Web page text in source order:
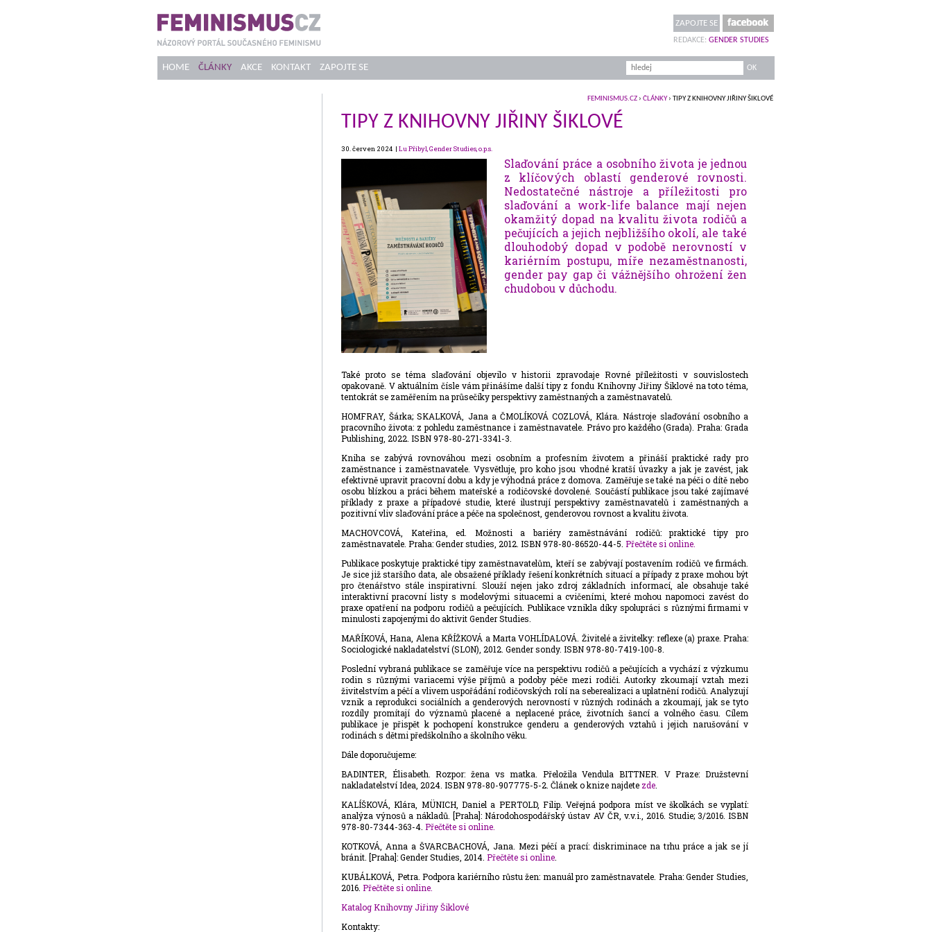
ZAPOJTE SE
REDAKCE: GENDER STUDIES
HOME ČLÁNKY AKCE KONTAKT ZAPOJTE SE
FEMINISMUS.CZ › ČLÁNKY› TIPY Z KNIHOVNY JIŘINY ŠIKLOVÉ
TIPY Z KNIHOVNY JIŘINY ŠIKLOVÉ
30. červen 2024 | Lu Přibyl, Gender Studies, o.p.s.
Slaďování práce a osobního života je jednou
z klíčových oblastí genderové rovnosti.
Nedostatečné nástroje a příležitosti pro
slaďování a work-life balance mají nejen
okamžitý dopad na kvalitu života rodičů a
pečujících a jejich nejbližšího okolí, ale také
dlouhodobý dopad v podobě nerovností v
kariérním postupu, míře nezaměstnanosti,
gender pay gap či vážnějšího ohrožení žen
chudobou v důchodu.
Také proto se téma slaďování objevilo v historii zpravodaje Rovné příležitosti v souvislostech
opakovaně. V aktuálním čísle vám přinášíme další tipy z fondu Knihovny Jiřiny Šiklové na toto téma,
tentokrát se zaměřením na průsečíky perspektivy zaměstnaných a zaměstnavatelů.
HOMFRAY, Šárka; SKALKOVÁ, Jana a ČMOLÍKOVÁ COZLOVÁ, Klára. Nástroje slaďování osobního a
pracovního života: z pohledu zaměstnance i zaměstnavatele. Právo pro každého (Grada). Praha: Grada
Publishing, 2022. ISBN 978-80-271-3341-3.
Kniha se zabývá rovnováhou mezi osobním a profesním životem a přináší praktické rady pro
zaměstnance i zaměstnavatele. Vysvětluje, pro koho jsou vhodné kratší úvazky a jak je zavést, jak
efektivně upravit pracovní dobu a kdy je výhodná práce z domova. Zaměřuje se také na péči o dítě nebo
osobu blízkou a práci během mateřské a rodičovské dovolené. Součástí publikace jsou také zajímavé
příklady z praxe a případové studie, které ilustrují perspektivy zaměstnavatelů i zaměstnaných a
pozitivní vliv slaďování práce a péče na společnost, genderovou rovnost a kvalitu života.
MACHOVCOVÁ, Kateřina, ed. Možnosti a bariéry zaměstnávání rodičů: praktické tipy pro
zaměstnavatele. Praha: Gender studies, 2012. ISBN 978-80-86520-44-5. Přečtěte si online.
Publikace poskytuje praktické tipy zaměstnavatelům, kteří se zabývají postavením rodičů ve firmách.
Je sice již staršího data, ale obsažené příklady řešení konkrétních situací a případy z praxe mohou být
pro čtenářstvo stále inspirativní. Slouží nejen jako zdroj základních informací, ale obsahuje také
interaktivní pracovní listy s modelovými situacemi a cvičeními, které mohou napomoci zavést do
praxe opatření na podporu rodičů a pečujících. Publikace vznikla díky spolupráci s různými firmami v
minulosti zapojenými do aktivit Gender Studies.
MAŘÍKOVÁ, Hana, Alena KŘÍŽKOVÁ a Marta VOHLÍDALOVÁ. Živitelé a živitelky: reflexe (a) praxe. Praha:
Sociologické nakladatelství (SLON), 2012. Gender sondy. ISBN 978-80-7419-100-8.
Poslední vybraná publikace se zaměřuje více na perspektivu rodičů a pečujících a vychází z výzkumu
rodin s různými variacemi výše příjmů a podoby péče mezi rodiči. Autorky zkoumají vztah mezi
živitelstvím a péčí a vlivem uspořádání rodičovských rolí na seberealizaci a uplatnění rodičů. Analyzují
vznik a reprodukci sociálních a genderových nerovností v různých rodinách a zkoumají, jak se tyto
rozdíly promítají do významů placené a neplacené práce, životních šancí a volného času. Cílem
publikace je přispět k pochopení konstrukce genderu a genderových vztahů i jejich narušování v
rodinách s dětmi předškolního a školního věku.
Dále doporučujeme:
BADINTER, Élisabeth. Rozpor: žena vs matka. Přeložila Vendula BITTNER. V Praze: Družstevní
nakladatelství Idea, 2024. ISBN 978-80-907775-5-2. Článek o knize najdete zde
KALÍŠKOVÁ, Klára, MÜNICH, Daniel a PERTOLD, Filip. Veřejná podpora míst ve školkách se vyplatí:
analýza výnosů a nákladů. [Praha]: Národohospodářský ústav AV ČR, v.v.i., 2016. Studie; 3/2016. ISBN
978-80-7344-363-4. Přečtěte si online.
KOTKOVÁ, Anna a ŠVARCBACHOVÁ, Jana. Mezi péčí a prací: diskriminace na trhu práce a jak se jí
bránit. [Praha]: Gender Studies, 2014. Přečtěte si online
KUBÁLKOVÁ, Petra. Podpora kariérního růstu žen: manuál pro zaměstnavatele. Praha: Gender Studies,
2016. Přečtěte si online.
Katalog Knihovny Jiřiny Šiklové
Kontakty: